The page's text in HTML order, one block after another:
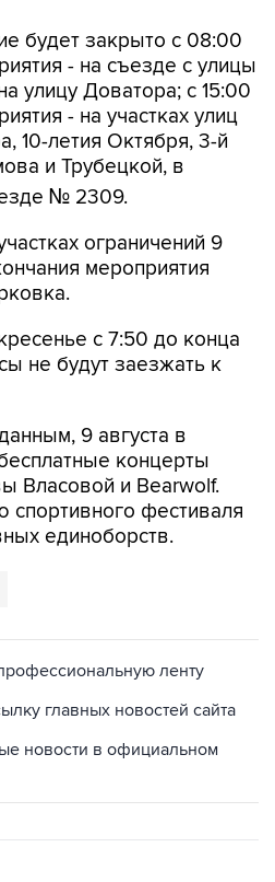
будет закрыто с 08:00
- на съезде с улицы
улицу Доватора; с 15:00
- на участках улиц
10-летия Октября, 3-й
и Трубецкой, в
№ 2309.
ограничений 9
мероприятия
с 7:50 до конца
не будут заезжать к
9 августа в
концерты
Власовой и Bearwolf.
спортивного фестиваля
единоборств.
ленту
главных новостей сайта
новости в официальном